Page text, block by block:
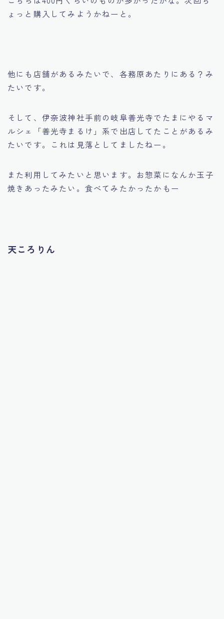
ょっと購入してみようかねーと。
他にも店舗があるみたいで、各務原あたりにある？み
たいです。
そして、伊奈波神社手前の岐阜善光寺でたまにやるマ
ルシェ「善光寺まるけ」系で出店してたことがあるみ
たいです。これは見落としてましたねー。
また利用してみたいと思います。お惣菜になんか玉子
焼きあったみたい。食べてみたかったかもー
天ころりん